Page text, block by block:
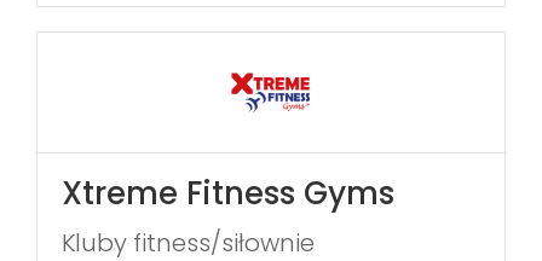
Xtreme Fitness Gyms
Kluby fitness/siłownie